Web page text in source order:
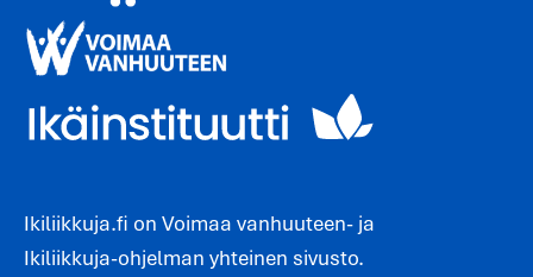
Ikiliikkuja.fi on Voimaa vanhuuteen- ja
Ikiliikkuja-ohjelman yhteinen sivusto.